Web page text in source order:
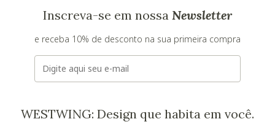
Inscreva-se em nossa Newsletter
e receba 10% de desconto na sua primeira compra
E-mail
WESTWING: Design que habita em você.